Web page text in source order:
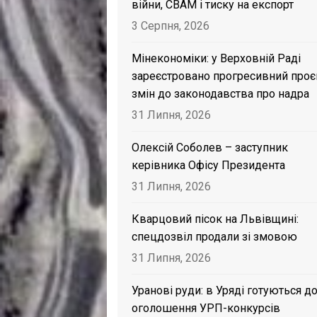
війни, CBAM і тиску на експорт
3 Серпня, 2026
Мінекономіки: у Верховній Раді
зареєстровано прогресивний
змін до законодавства про надра
31 Липня, 2026
Олексій Соболев – заступник
керівника Офісу Президента
31 Липня, 2026
Кварцовий пісок на Львівщині:
спецдозвіл продали зі змовою
31 Липня, 2026
Уранові руди: в Уряді готуються до
оголошення УРП-конкурсів